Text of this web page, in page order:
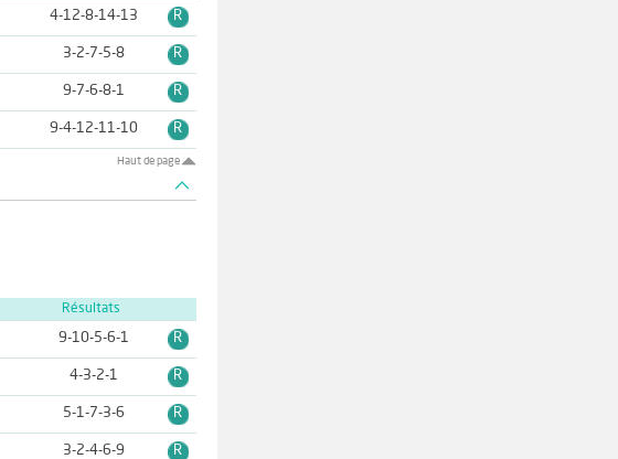
4-12-8-14-13 R
3-2-7-5-8 R
9-7-6-8-1 R
9-4-12-11-10 R
Haut de page
Résultats
9-10-5-6-1 R
4-3-2-1 R
5-1-7-3-6 R
3-2-4-6-9 R